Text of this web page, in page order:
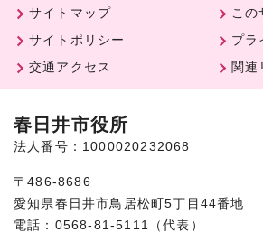
サイトマップ
この
サイトポリシー
プラ
交通アクセス
関連
春日井市役所
法人番号：1000020232068
〒486-8686
愛知県春日井市鳥居松町5丁目44番地
電話：0568-81-5111（代表）